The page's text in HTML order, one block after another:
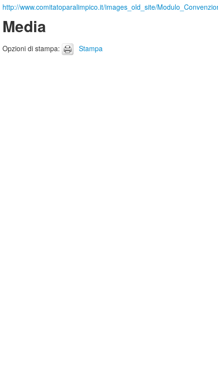
http://www.comitatoparalimpico.it/images_old_site/
Media
Opzioni di stampa: Stampa